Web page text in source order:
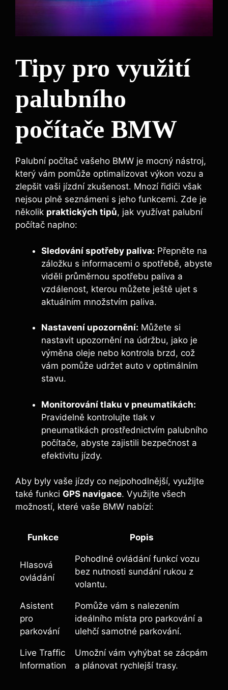
Tipy pro využití
palubního
počítače BMW
Palubní počítač vašeho BMW je mocný nástroj,
který vám pomůže optimalizovat výkon vozu a
zlepšit vaši jízdní zkušenost. Mnozí řidiči však
nejsou plně seznámeni s jeho funkcemi. Zde je
několik praktických tipů, jak využívat palubní
počítač naplno:
Sledování spotřeby paliva: Přepněte na
záložku s informacemi o spotřebě, abyste
viděli průměrnou spotřebu paliva a
vzdálenost, kterou můžete ještě ujet s
aktuálním množstvím paliva.
Nastavení upozornění: Můžete si
nastavit upozornění na údržbu, jako je
výměna oleje nebo kontrola brzd, což
vám pomůže udržet auto v optimálním
stavu.
Monitorování tlaku v pneumatikách:
Pravidelně kontrolujte tlak v
pneumatikách prostřednictvím palubního
počítače, abyste zajistili bezpečnost a
efektivitu jízdy.
Aby byly vaše jízdy co nejpohodlnější, využijte
také funkci GPS navigace. Využijte všech
možností, které vaše BMW nabízí:
Funkce Popis
Hlasová
ovládání
Pohodlné ovládání funkcí vozu
bez nutnosti sundání rukou z
volantu.
Asistent
pro
parkování
Pomůže vám s nalezením
ideálního místa pro parkování a
ulehčí samotné parkování.
Live Traffic
Information
Umožní vám vyhýbat se zácpám
a plánovat rychlejší trasy.